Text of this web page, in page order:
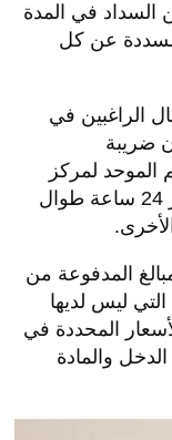
السداد في المدة
غير المسددة عن كل
الراغبين في
ضريبة
الموحد لمركز
الاتصال (19993)، الذي يعمل على مدار 24 ساعة طوال
المدفوعة من
ليس لديها
المحددة في
والمادة